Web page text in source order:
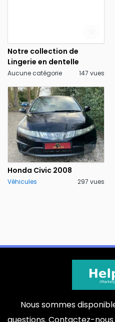
Notre collection de
Lingerie en dentelle
Aucune catégorie 147 vues
Honda Civic 2008
Véhicules 297 vues
Nous sommes
questions. Contactez-